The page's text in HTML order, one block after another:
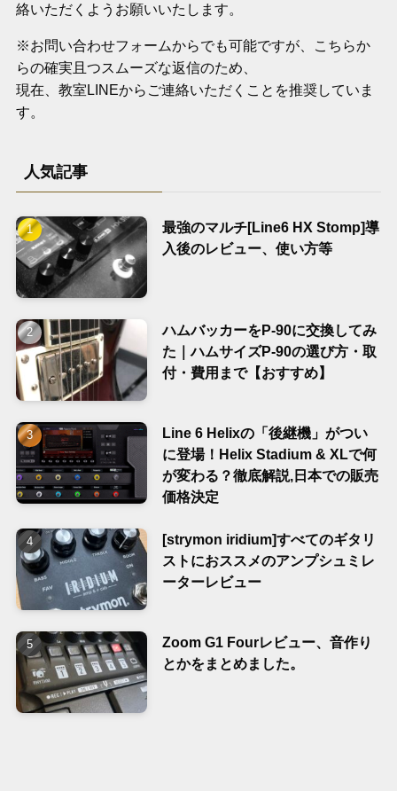
絡いただくようお願いいたします。
※お問い合わせフォームからでも可能ですが、こちらか
らの確実且つスムーズな返信のため、
現在、教室LINEからご連絡いただくことを推奨していま
す。
人気記事
最強のマルチ[Line6 HX Stomp]導
入後のレビュー、使い方等
ハムバッカーをP-90に交換してみ
た｜ハムサイズP-90の選び方・取
付・費用まで【おすすめ】
Line 6 Helixの「後継機」がつい
に登場！Helix Stadium & XLで何
が変わる？徹底解説,日本での販売
価格決定
[strymon iridium]すべてのギタリ
ストにおススメのアンプシュミレ
ーターレビュー
Zoom G1 Fourレビュー、音作り
とかをまとめました。